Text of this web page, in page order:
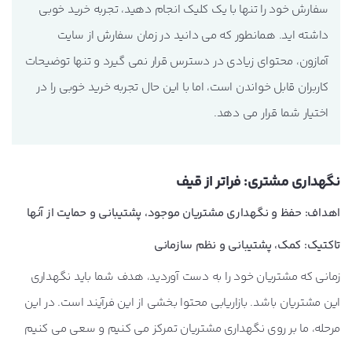
سفارش خود را تنها با یک کلیک انجام دهید، تجربه خرید خوبی
داشته اید. همانطور که می دانید در زمان سفارش از سایت
آمازون، محتوای زیادی در دسترس قرار نمی گیرد و تنها توضیحات
کاربران قابل خواندن است، اما با این حال تجربه خرید خوبی را در
اختیار شما قرار می دهد.
نگهداری مشتری: فراتر از قیف
اهداف: حفظ و نگهداری مشتریان موجود، پشتیبانی و حمایت از آنها
تاکتیک: کمک، پشتیبانی و نظم سازمانی
زمانی که مشتریان خود را به دست آوردید، هدف شما باید نگهداری
این مشتریان باشد. بازاریابی محتوا بخشی از این فرآیند است. در این
مرحله، ما بر روی نگهداری مشتریان تمرکز می کنیم و سعی می کنیم